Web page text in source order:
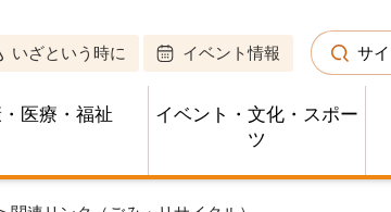
いざという時に イベント情報 サ
医療・福祉
イベント・文化・スポー
ツ